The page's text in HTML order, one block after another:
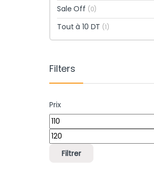
Sale Off (0)
Tout à 10 DT (1)
Filters
Prix
Prix min
Prix max
Filtrer